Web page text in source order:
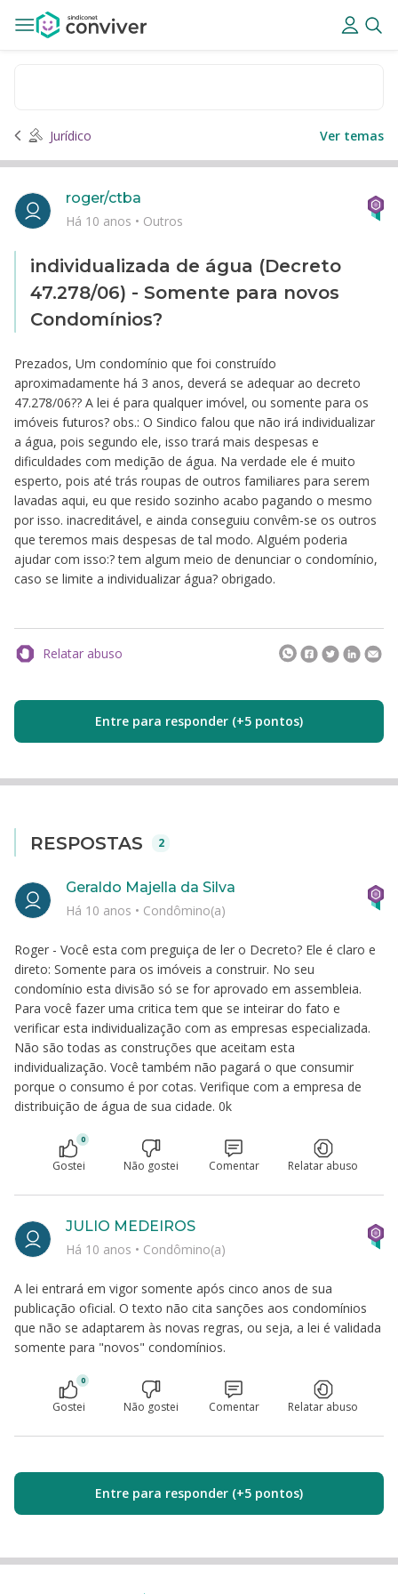
Jurídico Ver temas
individualizada de água (Decreto
47.278/06) - Somente para novos
Condomínios?
Prezados, Um condomínio que foi construído
aproximadamente há 3 anos, deverá se adequar ao decreto
47.278/06?? A lei é para qualquer imóvel, ou somente para os
imóveis futuros? obs.: O Sindico falou que não irá individualizar
a água, pois segundo ele, isso trará mais despesas e
dificuldades com medição de água. Na verdade ele é muito
esperto, pois até trás roupas de outros familiares para serem
lavadas aqui, eu que resido sozinho acabo pagando o mesmo
por isso. inacreditável, e ainda conseguiu convêm-se os outros
que teremos mais despesas de tal modo. Alguém poderia
ajudar com isso:? tem algum meio de denunciar o condomínio,
caso se limite a individualizar água? obrigado.
roger/ctba
Há 10 anos • Outros
Relatar abuso
Entre para responder (+5 pontos)
RESPOSTAS 2
Roger - Você esta com preguiça de ler o Decreto? Ele é claro e
direto: Somente para os imóveis a construir. No seu
condomínio esta divisão só se for aprovado em assembleia.
Para você fazer uma critica tem que se inteirar do fato e
verificar esta individualização com as empresas especializada.
Não são todas as construções que aceitam esta
individualização. Você também não pagará o que consumir
porque o consumo é por cotas. Verifique com a empresa de
distribuição de água de sua cidade. 0k
Geraldo Majella da Silva
Há 10 anos • Condômino(a)
0
Gostei Não gostei Comentar Relatar abuso
A lei entrará em vigor somente após cinco anos de sua
publicação oficial. O texto não cita sanções aos condomínios
que não se adaptarem às novas regras, ou seja, a lei é validada
somente para "novos" condomínios.
JULIO MEDEIROS
Há 10 anos • Condômino(a)
0
Gostei Não gostei Comentar Relatar abuso
Entre para responder (+5 pontos)